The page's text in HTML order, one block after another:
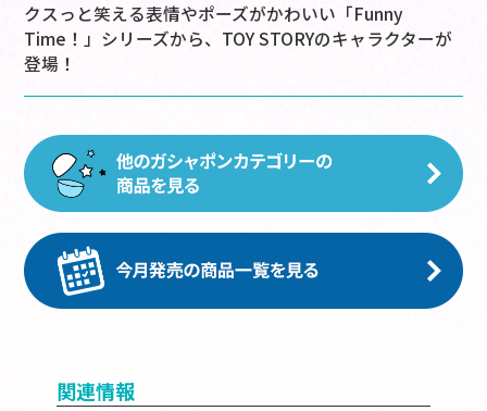
クスっと笑える表情やポーズがかわいい「Funny
Time！」シリーズから、TOY STORYのキャラクターが
登場！
関連情報